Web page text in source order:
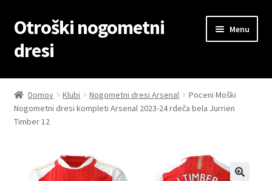
Skip
to
navigation
Skip
to
content
Otroški nogometni
dresi
Menu
Domov
Blog
Košarica
Domov Klubi Nogometni dresi Arsenal
Poceni Moški
Nogometni dresi kompleti Arsenal 2023-24 rdeča bela Jurrien
Timber 12